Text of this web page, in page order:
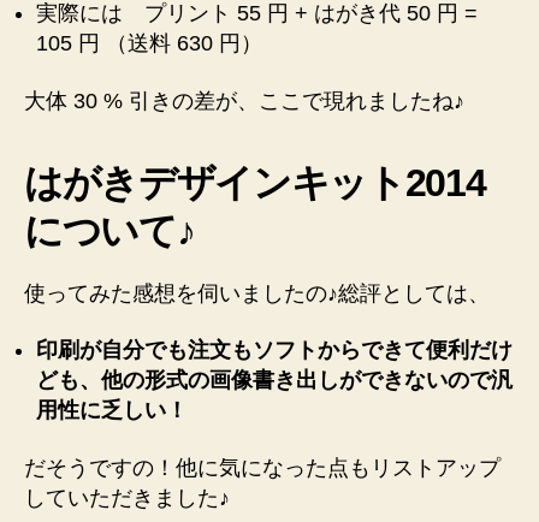
実際には プリント 55 円 + はがき代 50 円 =
105 円 （送料 630 円）
大体 30 % 引きの差が、ここで現れましたね♪
はがきデザインキット2014
について♪
使ってみた感想を伺いましたの♪総評としては、
印刷が自分でも注文もソフトからできて便利だけ
ども、他の形式の画像書き出しができないので汎
用性に乏しい！
だそうですの！他に気になった点もリストアップ
していただきました♪